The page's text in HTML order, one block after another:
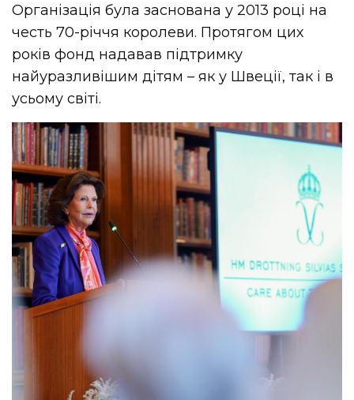
Організація була заснована у 2013 році на
честь 70-річчя королеви. Протягом цих
років фонд надавав підтримку
найуразливішим дітям – як у Швеції, так і в
усьому світі.